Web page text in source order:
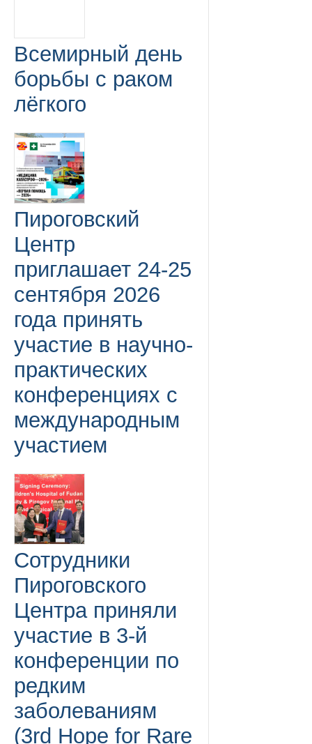
Всемирный день
борьбы с раком
лёгкого
Пироговский
Центр
приглашает 24-25
сентября 2026
года принять
участие в научно-
практических
конференциях с
международным
участием
Сотрудники
Пироговского
Центра приняли
участие в 3-й
конференции по
редким
заболеваниям
(3rd Hope for Rare